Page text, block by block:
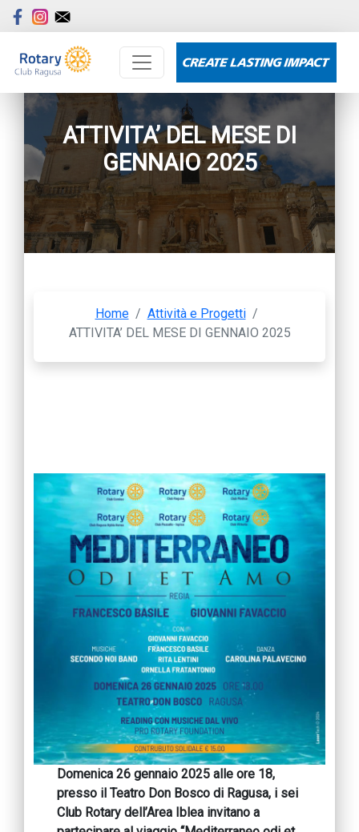
ATTIVITA’ DEL MESE DI
GENNAIO 2025
Home / Attività e Progetti /
ATTIVITA’ DEL MESE DI GENNAIO 2025
Domenica 26 gennaio 2025 alle ore 18,
presso il Teatro Don Bosco di Ragusa, i sei
Club Rotary dell’Area Iblea invitano a